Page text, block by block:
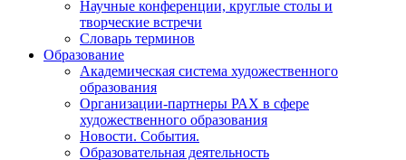
Научные конференции, круглые столы и
творческие встречи
Словарь терминов
Образование
Академическая система художественного
образования
Организации-партнеры РАХ в сфере
художественного образования
Новости. События.
Образовательная деятельность